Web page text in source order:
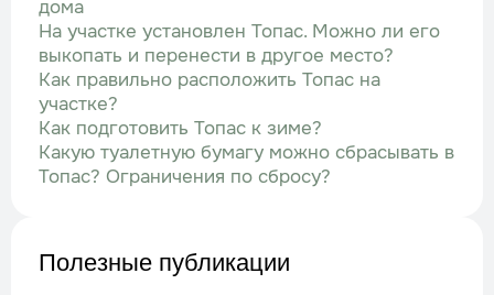
дома
На участке установлен Топас. Можно ли его
выкопать и перенести в другое место?
Как правильно расположить Топас на
участке?
Как подготовить Топас к зиме?
Какую туалетную бумагу можно сбрасывать в
Топас? Ограничения по сбросу?
Полезные публикации